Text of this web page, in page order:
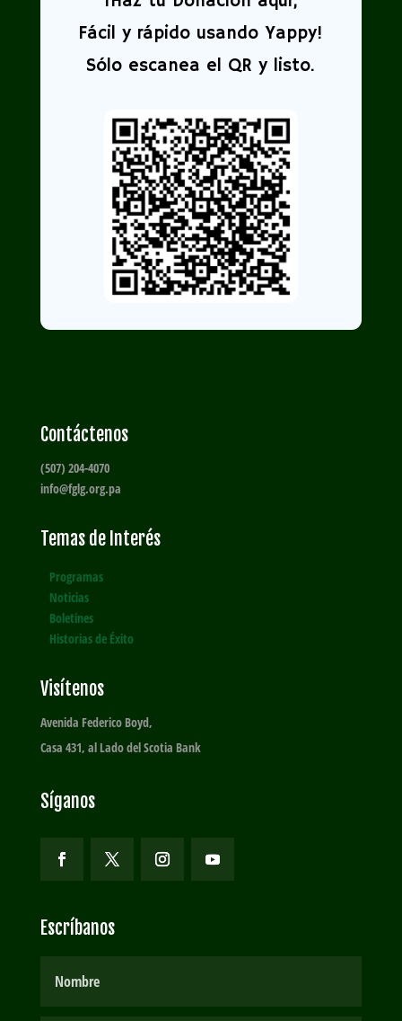
Fácil y rápido usando Yappy!
Sólo escanea el QR y listo.
Contáctenos
(507) 204-4070
info@fglg.org.pa
Temas de Interés
Programas
Noticias
Boletines
Historias de Éxito
Visítenos
Avenida Federico Boyd,
Casa 431, al Lado del Scotia Bank
Síganos
Escríbanos